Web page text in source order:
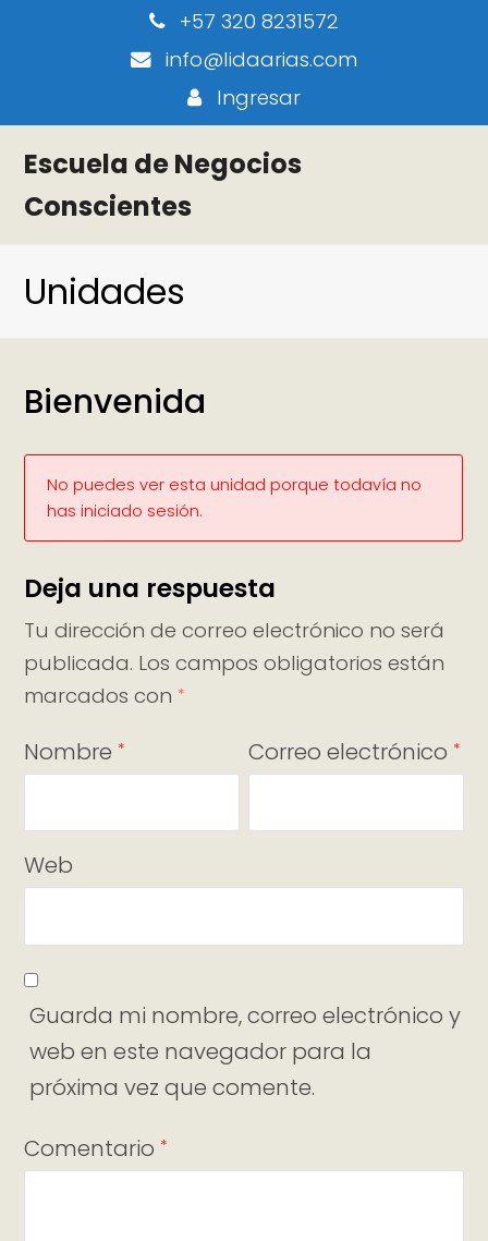
+57 320 8231572
info@lidaarias.com
Ingresar
Escuela de Negocios
Conscientes
Unidades
Bienvenida
No puedes ver esta unidad porque todavía no
has iniciado sesión.
Deja una respuesta
Tu dirección de correo electrónico no será
publicada. Los campos obligatorios están
marcados con *
Nombre * Correo electrónico *
Web
Guarda mi nombre, correo electrónico y
web en este navegador para la
próxima vez que comente.
Comentario *